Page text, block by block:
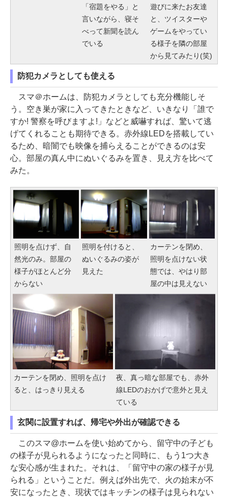
「宿題をやる」と
言いながら、寝そ
べって新聞を読ん
でいる
遊びに来たお友達
と、ツイスターや
ゲームをやってい
る様子を隣の部屋
から見てみたり(笑)
防犯カメラとしても使える
スマ＠ホームは、防犯カメラとしても充分機能しそ
う。空き巣が家に入ってきたときなど、いきなり「誰で
すか! 警察を呼びますよ!」などと威嚇すれば、驚いて逃
げてくれることも期待できる。赤外線LEDを搭載してい
るため、暗闇でも映像を捕らえることができるのは安
心。部屋の真ん中にぬいぐるみを置き、見え方を比べて
みた。
照明を点けず、自
然光のみ。部屋の
様子がほとんど分
からない
照明を付けると、
ぬいぐるみの姿が
見えた
カーテンを閉め、
照明を点けない状
態では、やはり部
屋の中は見えない
カーテンを閉め、照明を点け
ると、はっきり見える
夜、真っ暗な部屋でも、赤外
線LEDのおかげで意外と見え
ている
玄関に設置すれば、帰宅や外出が確認できる
このスマ@ホームを使い始めてから、留守中の子ども
の様子が見られるようになったと同時に、もう1つ大き
な安心感が生まれた。それは、「留守中の家の様子が見
られる」ということだ。例えば外出先で、火の始末が不
安になったとき、現状ではキッチンの様子は見られない